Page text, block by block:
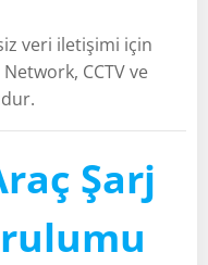
veri iletişimi için
CCTV ve
Şarj